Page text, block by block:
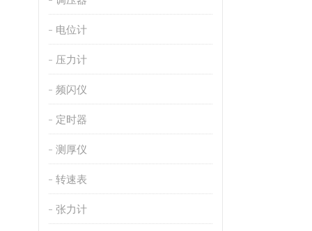
电位计
压力计
频闪仪
定时器
测厚仪
转速表
张力计